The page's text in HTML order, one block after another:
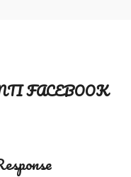
FACEBOOK